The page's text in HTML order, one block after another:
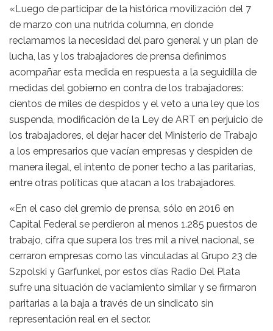
«Luego de participar de la histórica movilización del 7
de marzo con una nutrida columna, en donde
reclamamos la necesidad del paro general y un plan de
lucha, las y los trabajadores de prensa definimos
acompañar esta medida en respuesta a la seguidilla de
medidas del gobierno en contra de los trabajadores:
cientos de miles de despidos y el veto a una ley que los
suspenda, modificación de la Ley de ART en perjuicio de
los trabajadores, el dejar hacer del Ministerio de Trabajo
a los empresarios que vacían empresas y despiden de
manera ilegal, el intento de poner techo a las paritarias,
entre otras políticas que atacan a los trabajadores.
«En el caso del gremio de prensa, sólo en 2016 en
Capital Federal se perdieron al menos 1.285 puestos de
trabajo, cifra que supera los tres mil a nivel nacional, se
cerraron empresas como las vinculadas al Grupo 23 de
Szpolski y Garfunkel, por estos días Radio Del Plata
sufre una situación de vaciamiento similar y se firmaron
paritarias a la baja a través de un sindicato sin
representación real en el sector.